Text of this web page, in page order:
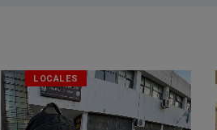
LOCALES